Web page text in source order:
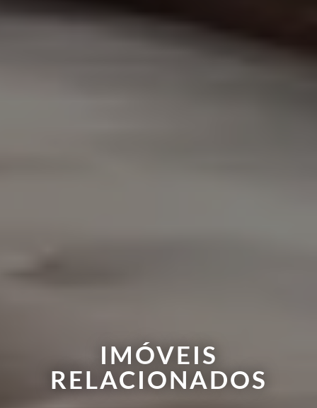
IMÓVEIS
RELACIONADOS